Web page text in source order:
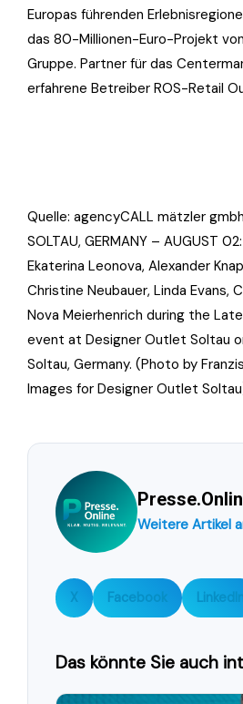
Europas führenden
das 80-Millionen-Euro-Projekt
Gruppe. Partner für das
erfahrene Betreiber ROS-Retail
Quelle: agencyCALL mätzler
SOLTAU, GERMANY – AUGUST
Ekaterina Leonova, Alexander
Christine Neubauer, Linda Evans,
Nova Meierhenrich during the
event at Designer Outlet Soltau
Soltau, Germany. (Photo by
Images for Designer Outlet
Weitere Artikel
X Facebook LinkedIn
Das könnte Sie auch